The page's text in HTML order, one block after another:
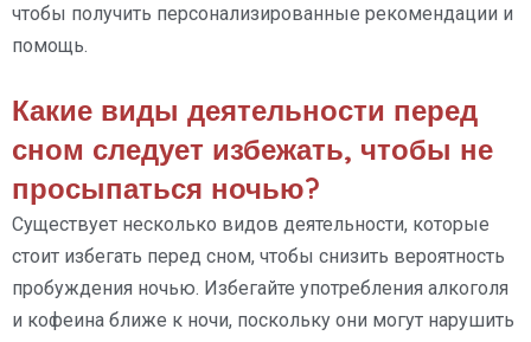
чтобы получить персонализированные рекомендации и
помощь.
Какие виды деятельности перед
сном следует избежать, чтобы не
просыпаться ночью?
Существует несколько видов деятельности, которые
стоит избегать перед сном, чтобы снизить вероятность
пробуждения ночью. Избегайте употребления алкоголя
и кофеина ближе к ночи, поскольку они могут нарушить